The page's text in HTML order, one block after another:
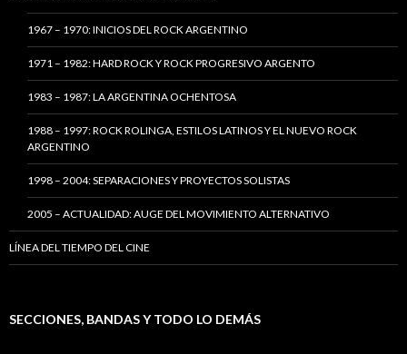
1967 – 1970: INICIOS DEL ROCK ARGENTINO
1971 – 1982: HARD ROCK Y ROCK PROGRESIVO ARGENTO
1983 – 1987: LA ARGENTINA OCHENTOSA
1988 – 1997: ROCK ROLINGA, ESTILOS LATINOS Y EL NUEVO ROCK
ARGENTINO
1998 – 2004: SEPARACIONES Y PROYECTOS SOLISTAS
2005 – ACTUALIDAD: AUGE DEL MOVIMIENTO ALTERNATIVO
LÍNEA DEL TIEMPO DEL CINE
SECCIONES, BANDAS Y TODO LO DEMÁS